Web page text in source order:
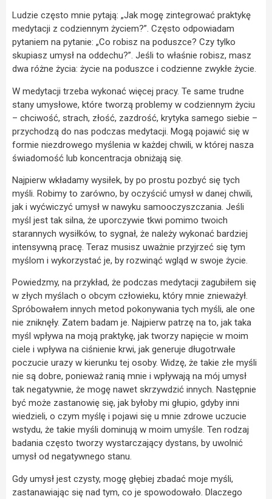
Ludzie często mnie pytają: „Jak mogę zintegrować praktykę
medytacji z codziennym życiem?”. Często odpowiadam
pytaniem na pytanie: „Co robisz na poduszce? Czy tylko
skupiasz umysł na oddechu?”. Jeśli to właśnie robisz, masz
dwa różne życia: życie na poduszce i codzienne zwykłe życie.
W medytacji trzeba wykonać więcej pracy. Te same trudne
stany umysłowe, które tworzą problemy w codziennym życiu
– chciwość, strach, złość, zazdrość, krytyka samego siebie –
przychodzą do nas podczas medytacji. Mogą pojawić się w
formie niezdrowego myślenia w każdej chwili, w której nasza
świadomość lub koncentracja obniżają się.
Najpierw wkładamy wysiłek, by po prostu pozbyć się tych
myśli. Robimy to zarówno, by oczyścić umysł w danej chwili,
jak i wyćwiczyć umysł w nawyku samooczyszczania. Jeśli
myśl jest tak silna, że uporczywie tkwi pomimo twoich
starannych wysiłków, to sygnał, że należy wykonać bardziej
intensywną pracę. Teraz musisz uważnie przyjrzeć się tym
myślom i wykorzystać je, by rozwinąć wgląd w swoje życie.
Powiedzmy, na przykład, że podczas medytacji zagubiłem się
w złych myślach o obcym człowieku, który mnie znieważył.
Spróbowałem innych metod pokonywania tych myśli, ale one
nie zniknęły. Zatem badam je. Najpierw patrzę na to, jak taka
myśl wpływa na moją praktykę, jak tworzy napięcie w moim
ciele i wpływa na ciśnienie krwi, jak generuje długotrwałe
poczucie urazy w kierunku tej osoby. Widzę, że takie złe myśli
nie są dobre, ponieważ ranią mnie i wpływają na mój umysł
tak negatywnie, że mogę nawet skrzywdzić innych. Następnie
być może zastanowię się, jak byłoby mi głupio, gdyby inni
wiedzieli, o czym myślę i pojawi się u mnie zdrowe uczucie
wstydu, że takie myśli dominują w moim umyśle. Ten rodzaj
badania często tworzy wystarczający dystans, by uwolnić
umysł od negatywnego stanu.
Gdy umysł jest czysty, mogę głębiej zbadać moje myśli,
zastanawiając się nad tym, co je spowodowało. Dlaczego